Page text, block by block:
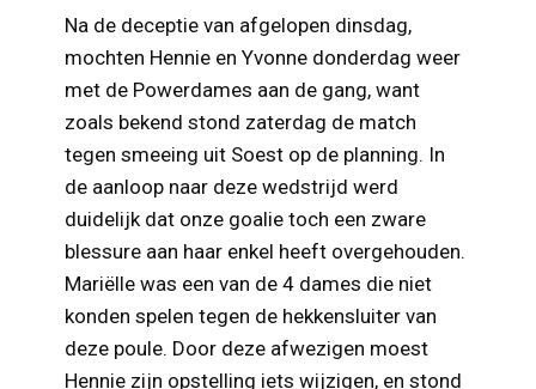
Na de deceptie van afgelopen dinsdag,
mochten Hennie en Yvonne donderdag weer
met de Powerdames aan de gang, want
zoals bekend stond zaterdag de match
tegen smeeing uit Soest op de planning. In
de aanloop naar deze wedstrijd werd
duidelijk dat onze goalie toch een zware
blessure aan haar enkel heeft overgehouden.
Mariëlle was een van de 4 dames die niet
konden spelen tegen de hekkensluiter van
deze poule. Door deze afwezigen moest
Hennie zijn opstelling iets wijzigen, en stond